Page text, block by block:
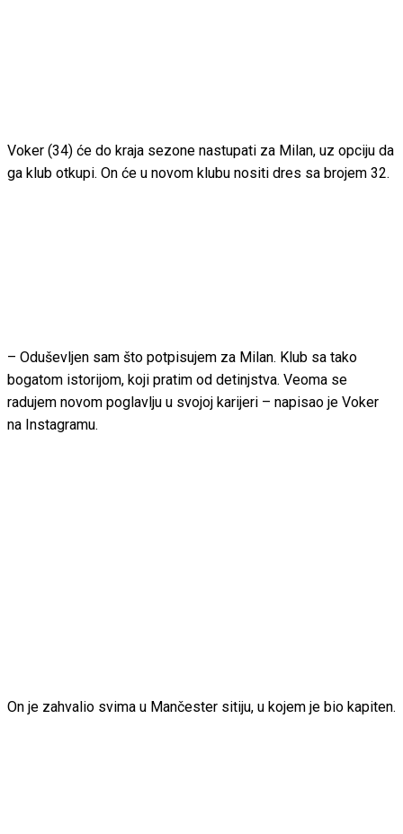
Voker (34) će do kraja sezone nastupati za Milan, uz opciju da
ga klub otkupi. On će u novom klubu nositi dres sa brojem 32.
– Oduševljen sam što potpisujem za Milan. Klub sa tako
bogatom istorijom, koji pratim od detinjstva. Veoma se
radujem novom poglavlju u svojoj karijeri – napisao je Voker
na Instagramu.
On je zahvalio svima u Mančester sitiju, u kojem je bio kapiten.